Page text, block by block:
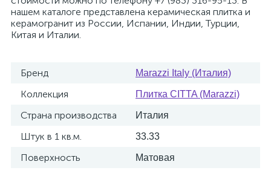
нашем каталоге представлена керамическая плитка и
керамогранит из России, Испании, Индии, Турции,
Китая и Италии.
Бренд Marazzi Italy (Италия)
Коллекция Плитка CITTA (Marazzi)
Страна производства Италия
Штук в 1 кв.м. 33.33
Поверхность Матовая